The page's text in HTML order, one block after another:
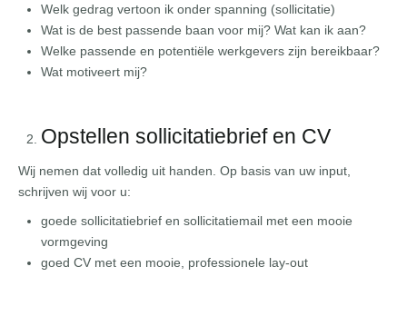
Welk gedrag vertoon ik onder spanning (sollicitatie)
Wat is de best passende baan voor mij? Wat kan ik aan?
Welke passende en potentiële werkgevers zijn bereikbaar?
Wat motiveert mij?
Opstellen sollicitatiebrief en CV
Wij nemen dat volledig uit handen. Op basis van uw input,
schrijven wij voor u:
goede sollicitatiebrief en sollicitatiemail met een mooie
vormgeving
goed CV met een mooie, professionele lay-out